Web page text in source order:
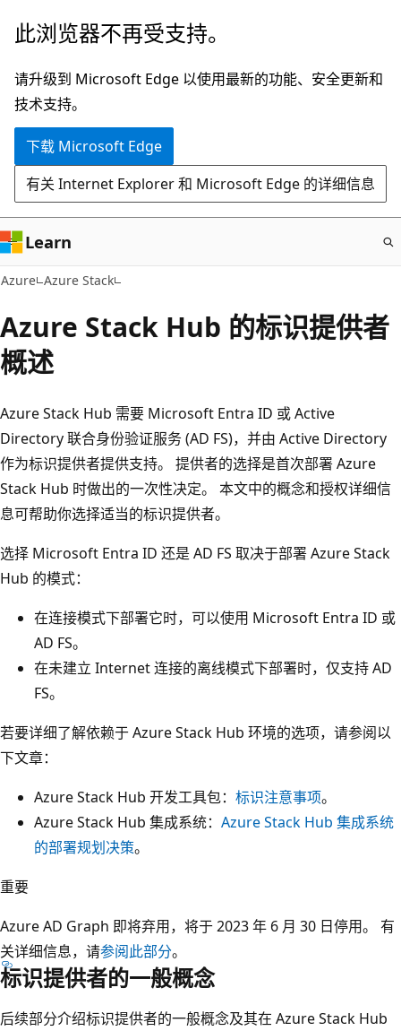
跳
主
要
内
此浏览器不再受支持。
请升级到 Microsoft Edge 以使用最新的功能、安全更新和
技术支持。
下载 Microsoft Edge
有关 Internet Explorer 和 Microsoft Edge 的详细信息
Learn
Azure Azure Stack
Azure Stack Hub 的标识提供者
概述
Azure Stack Hub 需要 Microsoft Entra ID 或 Active
Directory 联合身份验证服务 (AD FS)，并由 Active Directory
作为标识提供者提供支持。 提供者的选择是首次部署 Azure
Stack Hub 时做出的一次性决定。 本文中的概念和授权详细信
息可帮助你选择适当的标识提供者。
选择 Microsoft Entra ID 还是 AD FS 取决于部署 Azure Stack
Hub 的模式：
在连接模式下部署它时，可以使用 Microsoft Entra ID 或
AD FS。
在未建立 Internet 连接的离线模式下部署时，仅支持 AD
FS。
若要详细了解依赖于 Azure Stack Hub 环境的选项，请参阅以
下文章：
Azure Stack Hub 开发工具包： 标识注意事项。
Azure Stack Hub 集成系统： Azure Stack Hub 集成系统
的部署规划决策。
重要
Azure AD Graph 即将弃用，将于 2023 年 6 月 30 日停用。 有
关详细信息，请参阅此部分。
标识提供者的一般概念
后续部分介绍标识提供者的一般概念及其在 Azure Stack Hub